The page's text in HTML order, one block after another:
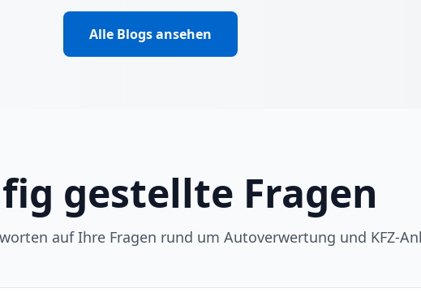
Alle Blogs ansehen
gestellte Fragen
auf Ihre Fragen rund um Autoverwertung und KFZ-